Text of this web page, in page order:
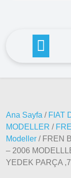
2005
Modeller
Doblo
2006 –
2012
Ana Sayfa / FIAT
MODELLER /
Modeller / FREN
– 2006
YEDEK PARÇA